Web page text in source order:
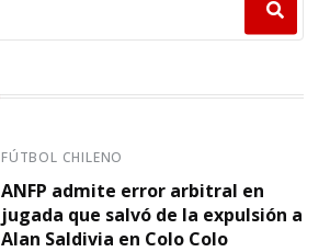
FÚTBOL CHILENO
ANFP admite error arbitral en
jugada que salvó de la expulsión a
Alan Saldivia en Colo Colo